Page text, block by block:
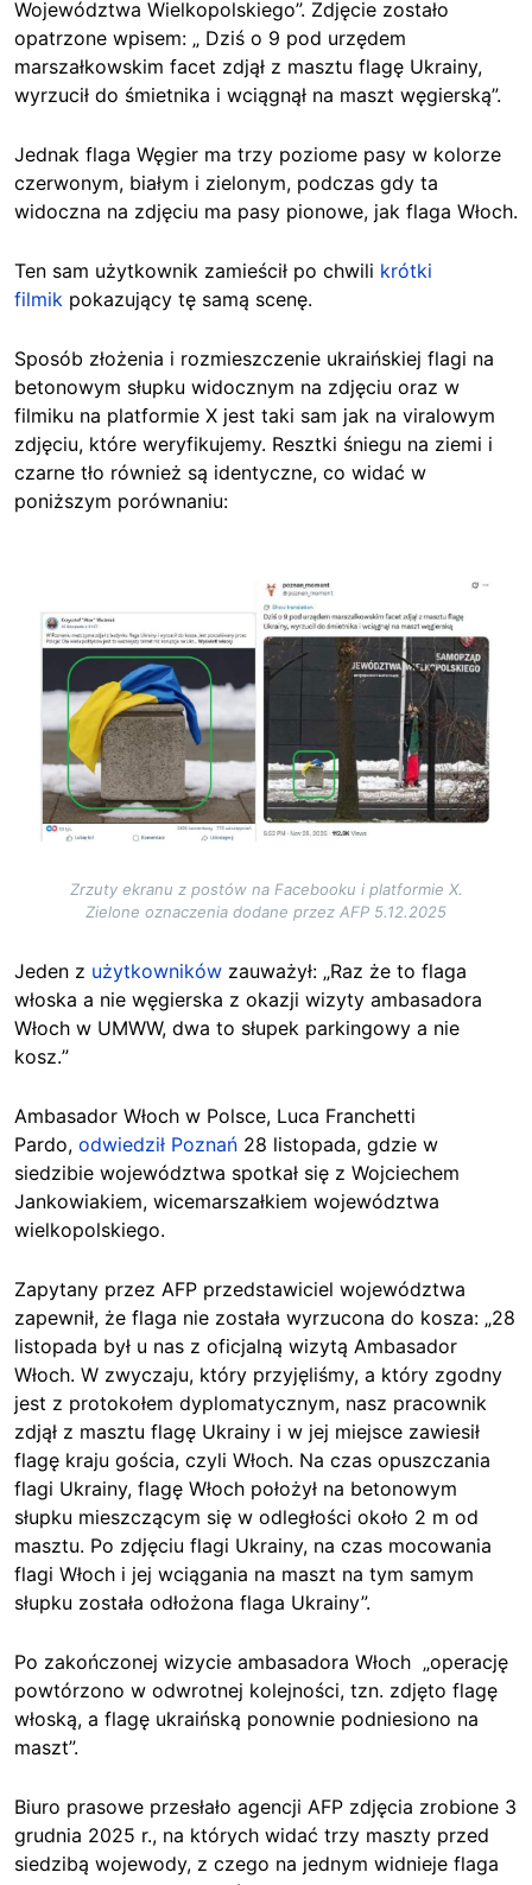
Województwa Wielkopolskiego”. Zdjęcie zostało
opatrzone wpisem: „ Dziś o 9 pod urzędem
marszałkowskim facet zdjął z masztu flagę Ukrainy,
wyrzucił do śmietnika i wciągnął na maszt węgierską”.
Jednak flaga Węgier ma trzy poziome pasy w kolorze
czerwonym, białym i zielonym, podczas gdy ta
widoczna na zdjęciu ma pasy pionowe, jak flaga Włoch.
Ten sam użytkownik zamieścił po chwili krótki
filmik pokazujący tę samą scenę.
Sposób złożenia i rozmieszczenie ukraińskiej flagi na
betonowym słupku widocznym na zdjęciu oraz w
filmiku na platformie X jest taki sam jak na viralowym
zdjęciu, które weryfikujemy. Resztki śniegu na ziemi i
czarne tło również są identyczne, co widać w
poniższym porównaniu:
Zrzuty ekranu z postów na Facebooku i platformie X.
Zielone oznaczenia dodane przez AFP 5.12.2025
Jeden z użytkowników zauważył: „Raz że to flaga
włoska a nie węgierska z okazji wizyty ambasadora
Włoch w UMWW, dwa to słupek parkingowy a nie
kosz.”
Ambasador Włoch w Polsce, Luca Franchetti
Pardo, odwiedził Poznań 28 listopada, gdzie w
siedzibie województwa spotkał się z Wojciechem
Jankowiakiem, wicemarszałkiem województwa
wielkopolskiego.
Zapytany przez AFP przedstawiciel województwa
zapewnił, że flaga nie została wyrzucona do kosza: „28
listopada był u nas z oficjalną wizytą Ambasador
Włoch. W zwyczaju, który przyjęliśmy, a który zgodny
jest z protokołem dyplomatycznym, nasz pracownik
zdjął z masztu flagę Ukrainy i w jej miejsce zawiesił
flagę kraju gościa, czyli Włoch. Na czas opuszczania
flagi Ukrainy, flagę Włoch położył na betonowym
słupku mieszczącym się w odległości około 2 m od
masztu. Po zdjęciu flagi Ukrainy, na czas mocowania
flagi Włoch i jej wciągania na maszt na tym samym
słupku została odłożona flaga Ukrainy”.
Po zakończonej wizycie ambasadora Włoch „operację
powtórzono w odwrotnej kolejności, tzn. zdjęto flagę
włoską, a flagę ukraińską ponownie podniesiono na
maszt”.
Biuro prasowe przesłało agencji AFP zdjęcia zrobione 3
grudnia 2025 r., na których widać trzy maszty przed
siedzibą wojewody, z czego na jednym widnieje flaga